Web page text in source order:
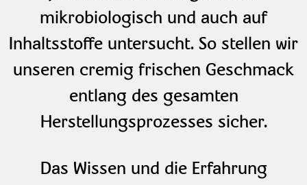
mikrobiologisch und auch auf
Inhaltsstoffe untersucht. So stellen wir
unseren cremig frischen Geschmack
entlang des gesamten
Herstellungsprozesses sicher.
Das Wissen und die Erfahrung